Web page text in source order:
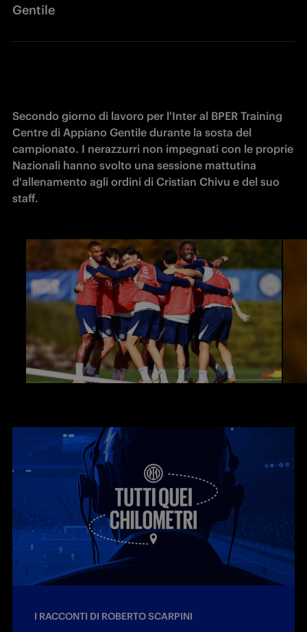
Gentile
Secondo giorno di lavoro per l'Inter al BPER Training
Centre di Appiano Gentile durante la sosta del
campionato. I nerazzurri non impegnati con le proprie
Nazionali hanno svolto una sessione mattutina
d'allenamento agli ordini di Cristian Chivu e del suo
staff.
I RACCONTI DI ROBERTO SCARPINI